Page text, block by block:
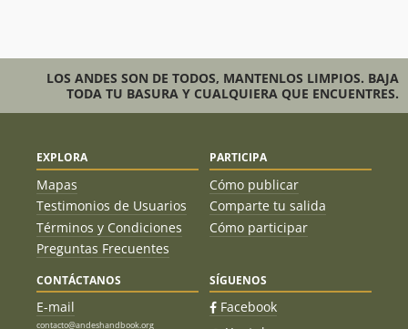
LOS ANDES SON DE TODOS, MANTENLOS LIMPIOS. BAJA
TODA TU BASURA Y CUALQUIERA QUE ENCUENTRES.
EXPLORA
Mapas
Testimonios de Usuarios
Términos y Condiciones
Preguntas Frecuentes
PARTICIPA
Cómo publicar
Comparte tu salida
Cómo participar
CONTÁCTANOS
E-mail
contacto@andeshandbook.org
SÍGUENOS
Facebook